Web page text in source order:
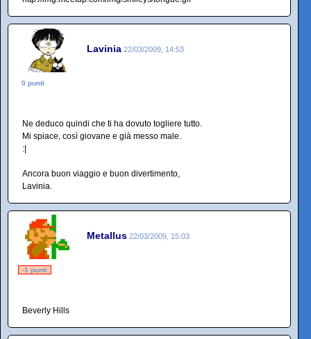
Lavinia 22/03/2009, 14:53
0 punti
Ne deduco quindi che ti ha dovuto togliere tutto.
Mi spiace, così giovane e già messo male.
:|
Ancora buon viaggio e buon divertimento,
Lavinia.
Metallus 22/03/2009, 15:03
-1 punti
Beverly Hills